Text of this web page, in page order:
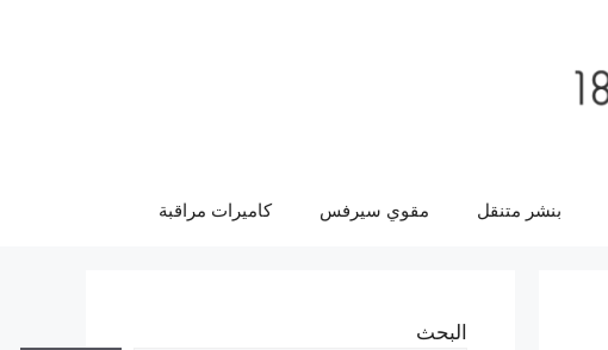
بنشر متنقل مقوي سيرفس كاميرات مراقبة
البحث